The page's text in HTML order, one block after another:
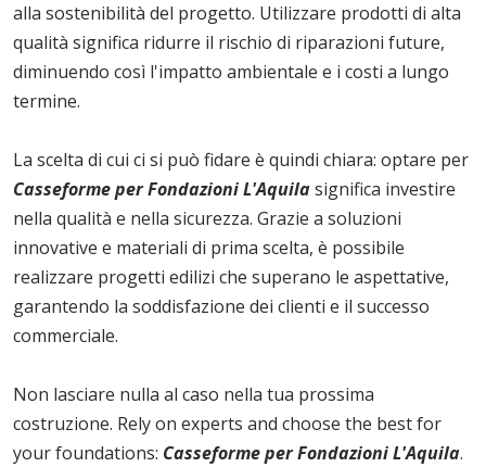
alla sostenibilità del progetto. Utilizzare prodotti di alta
qualità significa ridurre il rischio di riparazioni future,
diminuendo così l'impatto ambientale e i costi a lungo
termine.
La scelta di cui ci si può fidare è quindi chiara: optare per
Casseforme per Fondazioni L'Aquilasignifica investire
nella qualità e nella sicurezza. Grazie a soluzioni
innovative e materiali di prima scelta, è possibile
realizzare progetti edilizi che superano le aspettative,
garantendo la soddisfazione dei clienti e il successo
commerciale.
Non lasciare nulla al caso nella tua prossima
costruzione. Rely on experts and choose the best for
your foundations: Casseforme per Fondazioni L'Aquila.